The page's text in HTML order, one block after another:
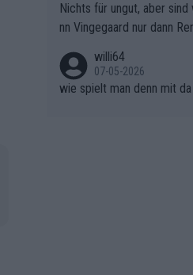
große Finale Richtung
berwasser, aber SD Worx
hen. (gregmann)
Nichts für ungut, aber
nn Vingegaard nur dann
willi64
07-05-2026
wie spielt man denn mit